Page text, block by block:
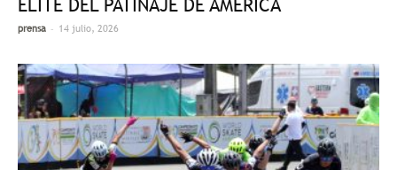
ÉLITE DEL PATINAJE DE AMÉRICA
prensa - 14 julio, 2026